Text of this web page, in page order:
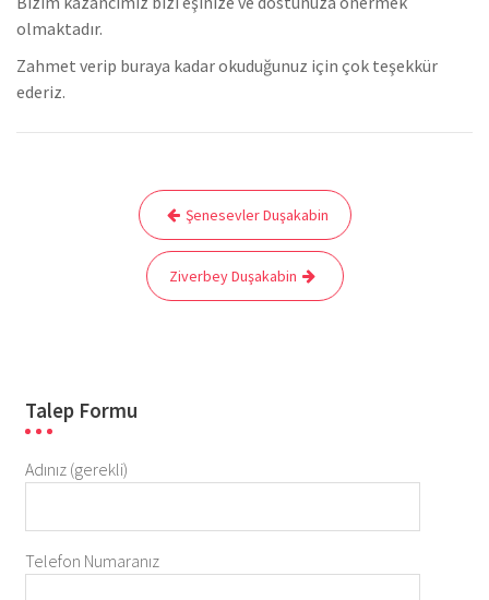
olmaktadır.
Zahmet verip buraya kadar okuduğunuz için çok teşekkür
ederiz.
gezinmesi
Şenesevler Duşakabin
Ziverbey Duşakabin
Talep Formu
Adınız (gerekli)
Telefon Numaranız